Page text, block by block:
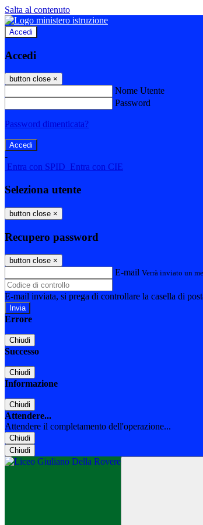
Salta al contenuto
Accedi
Accedi
button close ×
Nome Utente
Password
Password dimenticata?
-
Entra con SPID Entra con CIE
Seleziona utente
button close ×
Recupero password
button close ×
E-mail Verrà inviato un
E-mail inviata, si prega di controllare la casella di
Errore
Chiudi
Successo
Chiudi
Informazione
Chiudi
Attendere...
Attendere il completamento dell'operazione...
Chiudi
Chiudi